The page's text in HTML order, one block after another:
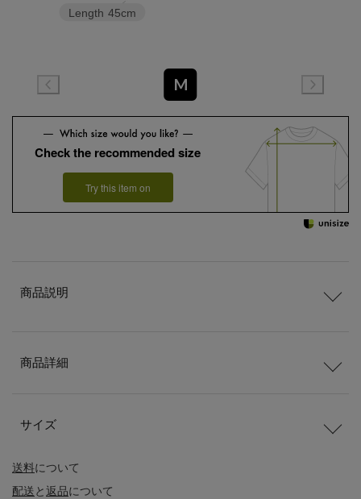
Length 45cm
M
Check the recommended size
Try this item on
送料について
配送と返品について
商品説明
商品詳細
サイズ